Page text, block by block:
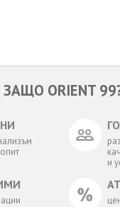
ЗАЩО ORIENT
и